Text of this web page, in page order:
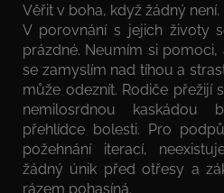
Věřit v boha, když žádný není.
V porovnání s jejich životy
prázdné. Neumím si
se zamyslím nad tíhou a
může odeznít. Rodiče přežijí
nemilosrdnou kaskádou
přehlídce bolesti. Pro
požehnání iterací,
žádný únik před otřesy a
rázem pohasíná.